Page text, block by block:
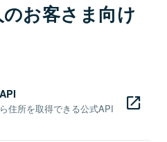
お客さま向け
住所を取得できる公式API